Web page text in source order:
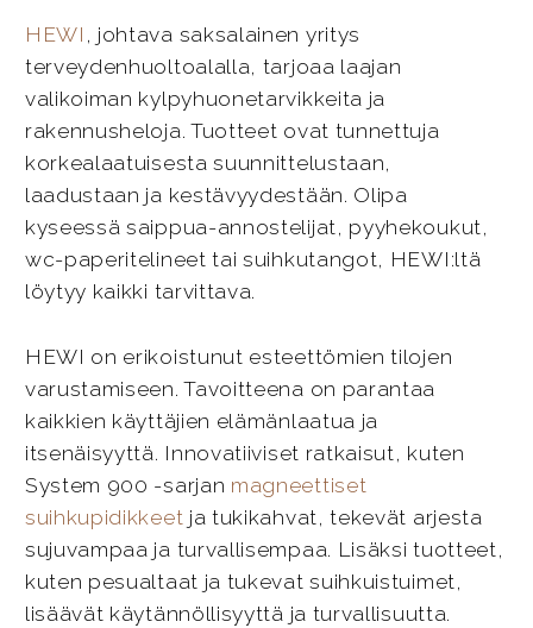
HEWI , johtava saksalainen yritys
terveydenhuoltoalalla, tarjoaa laajan
valikoiman kylpyhuonetarvikkeita ja
rakennusheloja. Tuotteet ovat tunnettuja
korkealaatuisesta suunnittelustaan,
laadustaan ja kestävyydestään. Olipa
kyseessä saippua-annostelijat, pyyhekoukut,
wc-paperitelineet tai suihkutangot, HEWI:ltä
löytyy kaikki tarvittava.
HEWI on erikoistunut esteettömien tilojen
varustamiseen. Tavoitteena on parantaa
kaikkien käyttäjien elämänlaatua ja
itsenäisyyttä. Innovatiiviset ratkaisut, kuten
System 900 -sarjan magneettiset
suihkupidikkeet ja tukikahvat, tekevät arjesta
sujuvampaa ja turvallisempaa. Lisäksi tuotteet,
kuten pesualtaat ja tukevat suihkuistuimet,
lisäävät käytännöllisyyttä ja turvallisuutta.